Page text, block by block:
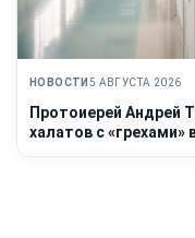
НОВОСТИ 5 АВГУСТА 2026
Протоиерей Андрей
халатов с «грехами»